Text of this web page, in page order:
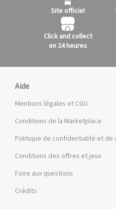
Site officiel
Click and collect
en 24 heures
Aide
Mentions légales et CGU
Conditions de la Marketplace
Politique de confidentialité et de
Conditions des offres et jeux
Foire aux questions
Crédits